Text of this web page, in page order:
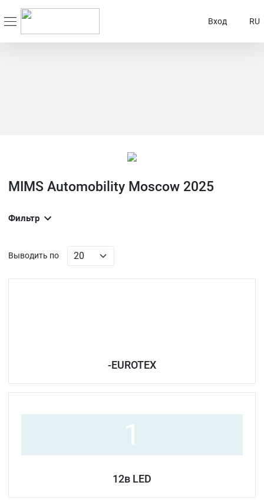
Вход RU
MIMS Automobility Moscow 2025
Фильтр
Выводить по
-EUROTEX
1
12в LED